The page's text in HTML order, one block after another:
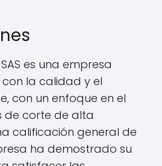
es una empresa
la calidad y el
con un enfoque en el
de corte de alta
calificación general de
ha demostrado su